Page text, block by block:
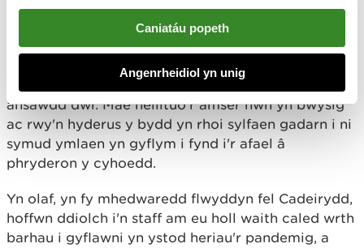
Caniatáu popeth
Angenrheidiol yn unig
partneriaeth wedi bod yn gyffrous gan ein bod
wedi gweithio ar draws ffiniau sefydliadol i feithrin
dealltwriaeth gyffredin o'r materion, a’r cyfraniad y
gallwn ei wneud ar y cyd ac fel sefydliadau unigol
at fynd i'r afael â'r mater hollbwysig hwn o
ansawdd dŵr. Mae neilltuo'r amser hwn yn bwysig
ac rwy'n hyderus y bydd yn rhoi sylfaen gadarn i ni
symud ymlaen yn gyflym i fynd i'r afael â
phryderon y cyhoedd.
Yn olaf, yn fy mhedwaredd flwyddyn fel Cadeirydd,
hoffwn ddiolch i'n staff am eu holl waith caled wrth
barhau i gyflawni yn ystod heriau'r pandemig, a